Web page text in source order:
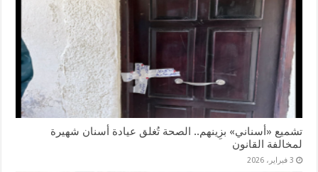
تشميع «أسناني» بزِينهم.. الصحة تُغلق عيادة أسنان شهيرة
لمخالفة القانون
3 فبراير، 2026